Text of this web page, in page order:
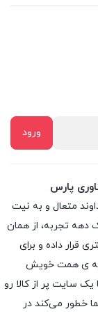
پارس
با استعانت از خداوند متعال و به نیت
دهه تجربه، از همان
قرار داده و براى
ى همت خویش
سایت پر از کالا رو
خطور می‌کند در